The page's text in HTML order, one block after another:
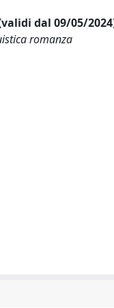
dal 09/05/
romanza